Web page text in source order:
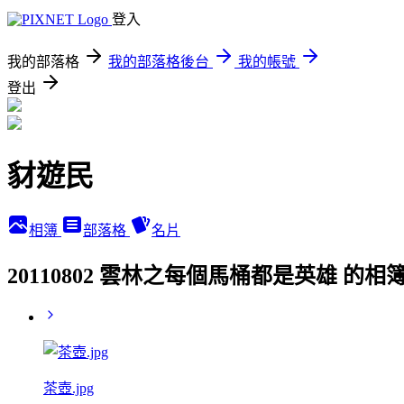
登入
我的部落格 我的部落格後台
我的帳號
登出
豺遊民
相簿 部落格 名片
20110802 雲林之每個馬桶都是英雄 的相
茶壺.jpg